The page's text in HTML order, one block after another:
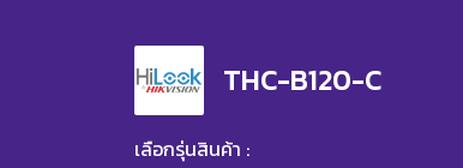
THC-B120-C
เลือกรุ่นสินค้า :